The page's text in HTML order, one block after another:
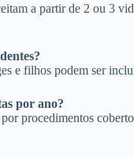
a partir de 2 ou 3
e filhos podem ser
por ano?
procedimentos